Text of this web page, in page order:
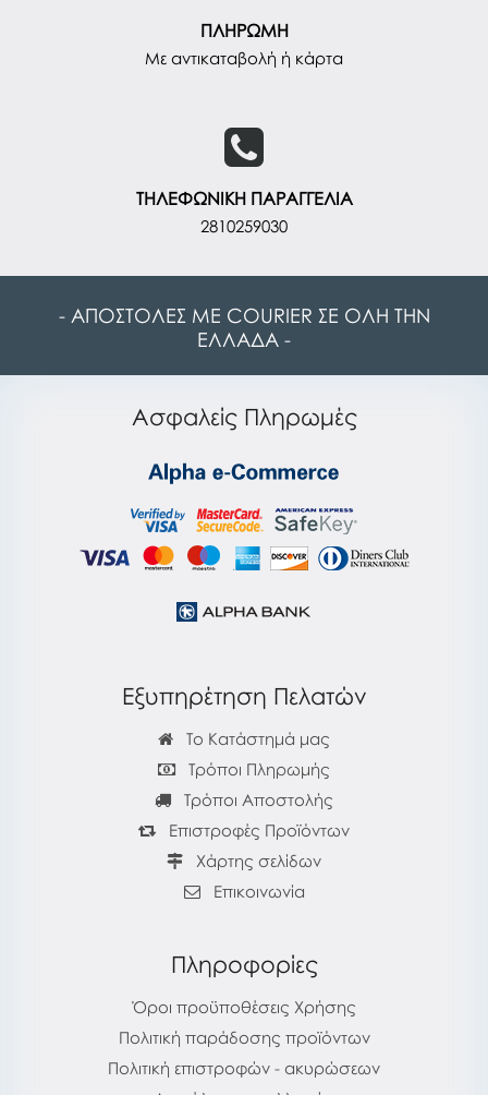
ΠΛΗΡΩΜΗ
Με αντικαταβολή ή κάρτα
ΤΗΛΕΦΩΝΙΚΗ ΠΑΡΑΓΓΕΛΙΑ
2810259030
- ΑΠΟΣΤΟΛΕΣ ΜΕ COURIER ΣΕ ΟΛΗ ΤΗΝ
ΕΛΛΑΔΑ -
Ασφαλείς Πληρωμές
Εξυπηρέτηση Πελατών
Το Κατάστημά μας
Τρόποι Πληρωμής
Τρόποι Αποστολής
Επιστροφές Προϊόντων
Χάρτης σελίδων
Επικοινωνία
Πληροφορίες
Όροι προϋποθέσεις Χρήσης
Πολιτική παράδοσης προϊόντων
Πολιτική επιστροφών - ακυρώσεων